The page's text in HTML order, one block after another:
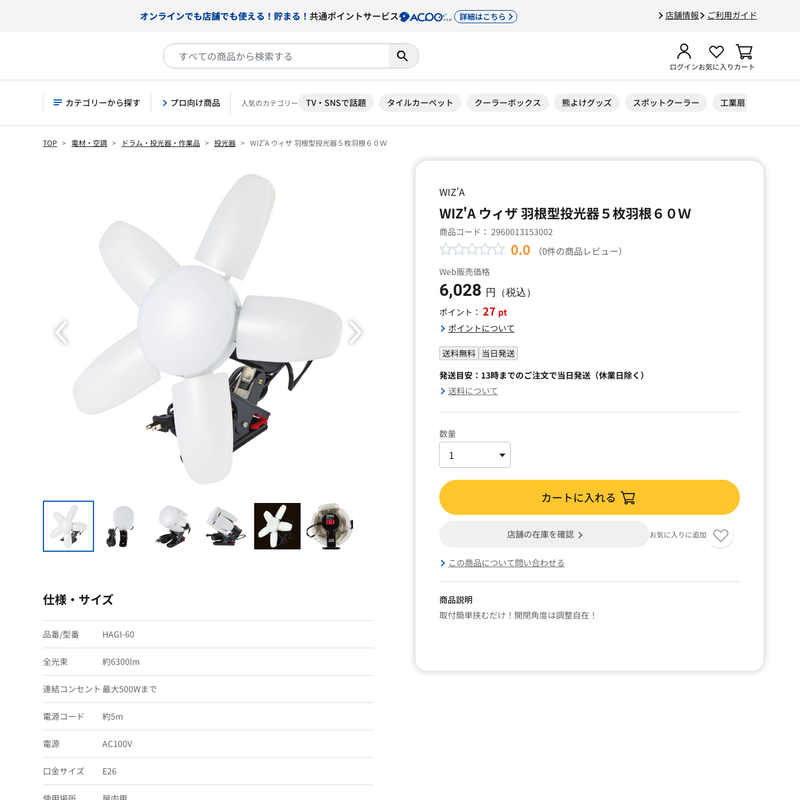
店舗情報 ご利用ガイド
オンラインでも店舗でも使える！貯まる！ 共通ポイントサービス 詳細はこちら
ログインお気に入りカート
カテゴリーから探す プロ向け商品 人気のカテゴリー TV・SNSで話題 タイルカーペット クーラーボックス 熊よけグッズ スポットクーラー 工業扇
TOP 電材・空調 ドラム・投光器・作業品 投光器 WIZ'A ウィザ 羽根型投光器５枚羽根６０Ｗ
WIZ'A
WIZ'A ウィザ 羽根型投光器５枚羽根６０Ｗ
商品コード： 2960013153002
0.0 （0件の商品レビュー）
Web販売価格
6,028 円（税込）
ポイント： 27 pt
ポイントについて
送料無料 当日発送
発送目安：13時までのご注文で当日発送（休業日除く）
送料について
数量
カートに入れる
店舗の在庫を確認 お気に入りに追加
この商品について問い合わせる
商品説明
取付簡単挟むだけ！開閉角度は調整自在！
仕様・サイズ
品番/型番 HAGI-60
全光束 約6300lm
連結コンセント 最大500Wまで
電源コード 約5m
電源 AC100V
口金サイズ E26